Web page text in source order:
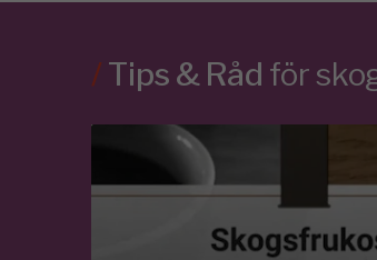
/ Tips & Råd för